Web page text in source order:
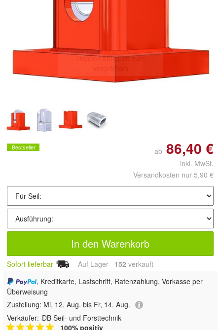
Doppelt antippen zum
Bestseller ab 86,40 €
inkl. MwSt.
Versandkosten nur 5,90 €
In den Warenkorb
Sofort lieferbar Auf Lager 152 verkauft
, Kreditkarte, Lastschrift, Ratenzahlung, Vorkasse per
Überweisung
Zustellung: Mi, 12. Aug. bis Fr, 14. Aug.
Verkäufer: DB Seil- und Forsttechnik
100% positiv